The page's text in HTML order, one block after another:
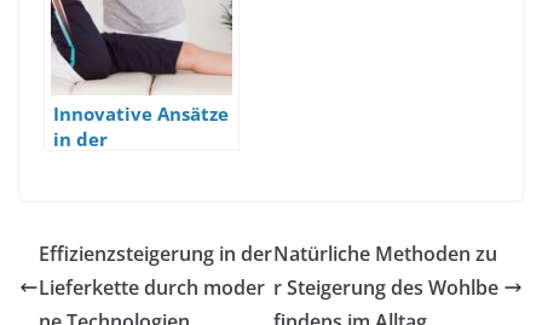
Innovative Ansätze
in der
Effizienzsteigerung in der
Lieferkette durch moder
Natürliche Methoden zu
r Steigerung des Wohlbe